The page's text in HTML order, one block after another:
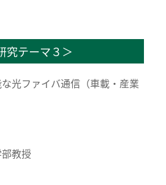
究テーマ３＞
光ファイバ通信（車載・産業
教授